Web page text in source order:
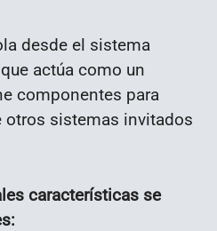
desde el sistema
actúa como un
componentes para
sistemas invitados
características se